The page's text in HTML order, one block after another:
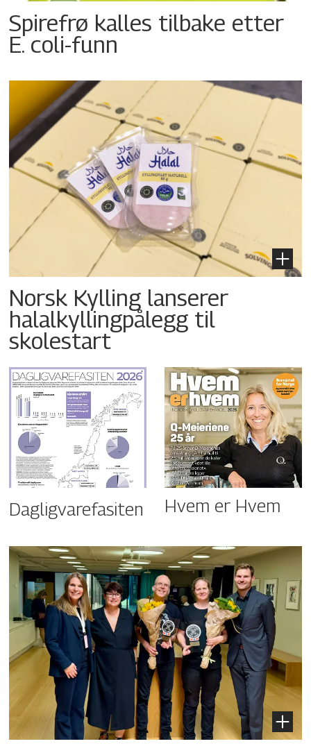
Spirefrø kalles tilbake etter
E. coli-funn
Norsk Kylling lanserer
halalkyllingpålegg til
skolestart
Dagligvarefasiten Hvem er Hvem